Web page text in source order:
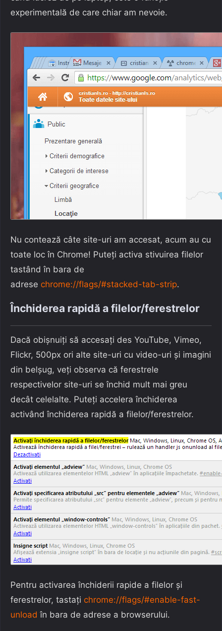
experimentală de care chiar am nevoie.
Nu contează câte site-uri am accesat, acum au cu
toate loc în Chrome! Puteți activa stivuirea filelor
tastând în bara de
adrese chrome://flags/#stacked-tab-strip.
Închiderea rapidă a filelor/ferestrelor
Dacă obișnuiți să accesați des YouTube, Vimeo,
Flickr, 500px ori alte site-uri cu video-uri și imagini
din belșug, veți observa că ferestrele
respectivelor site-uri se închid mult mai greu
decât celelalte. Puteți accelera închiderea
activând închiderea rapidă a filelor/ferestrelor.
Pentru activarea închiderii rapide a filelor și
ferestrelor, tastați chrome://flags/#enable-fast-
unload în bara de adrese a browserului.